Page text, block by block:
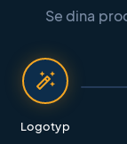
Se dina
auto_fix_high
Logotyp